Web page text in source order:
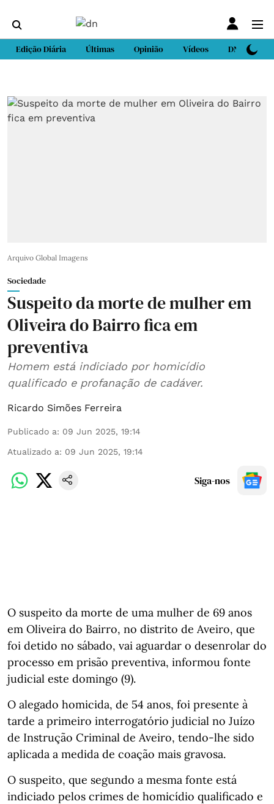
Edição Diária Últimas Opinião Vídeos DN Sport
Arquivo Global Imagens
Sociedade
Suspeito da morte de mulher em
Oliveira do Bairro fica em
preventiva
Homem está indiciado por homicídio
qualificado e profanação de cadáver.
Ricardo Simões Ferreira
Publicado a: 09 Jun 2025, 19:14
Atualizado a: 09 Jun 2025, 19:14
Siga-nos
O suspeito da morte de uma mulher de 69 anos
em Oliveira do Bairro, no distrito de Aveiro, que
foi detido no sábado, vai aguardar o desenrolar do
processo em prisão preventiva, informou fonte
judicial este domingo (9).
O alegado homicida, de 54 anos, foi presente à
tarde a primeiro interrogatório judicial no Juízo
de Instrução Criminal de Aveiro, tendo-lhe sido
aplicada a medida de coação mais gravosa.
O suspeito, que segundo a mesma fonte está
indiciado pelos crimes de homicídio qualificado e